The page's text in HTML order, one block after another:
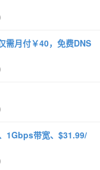
需月付￥40，免费DNS
1Gbps带宽、$31.99/